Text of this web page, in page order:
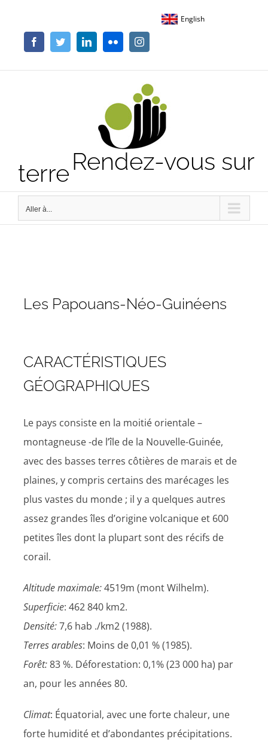
contenu
English
FacebookTwitterLinkedInFlickr Instagram
Rendez-vous sur
terre
Aller à...
Les Papouans-Néo-Guinéens
CARACTÉRISTIQUES
GÉOGRAPHIQUES
Le pays consiste en la moitié orientale –
montagneuse -de l’île de la Nouvelle-Guinée,
avec des basses terres côtières de marais et de
plaines, y compris certains des marécages les
plus vastes du monde ; il y a quelques autres
assez grandes îles d’origine volcanique et 600
petites îles dont la plupart sont des récifs de
corail.
Altitude maximale:4519m (mont Wilhelm).
Superficie: 462 840 km2.
Densité:7,6 hab ./km2 (1988).
Terres arables: Moins de 0,01 % (1985).
Forêt:83 %. Déforestation: 0,1% (23 000 ha) par
an, pour les années 80.
Climat: Équatorial, avec une forte chaleur, une
forte humidité et d’abondantes précipitations.